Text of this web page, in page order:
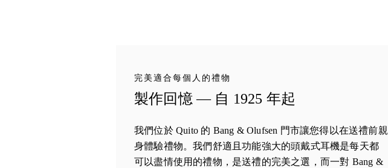
完美適合每個人的禮物
製作回憶 — 自 1925 年起
我們位於 Quito 的 Bang & Olufsen 門市讓您得以在送禮前親
身體驗禮物。我們舒適且功能強大的頭戴式耳機是每天都
可以盡情使用的禮物，是送禮的完美之選，而一對 Bang &